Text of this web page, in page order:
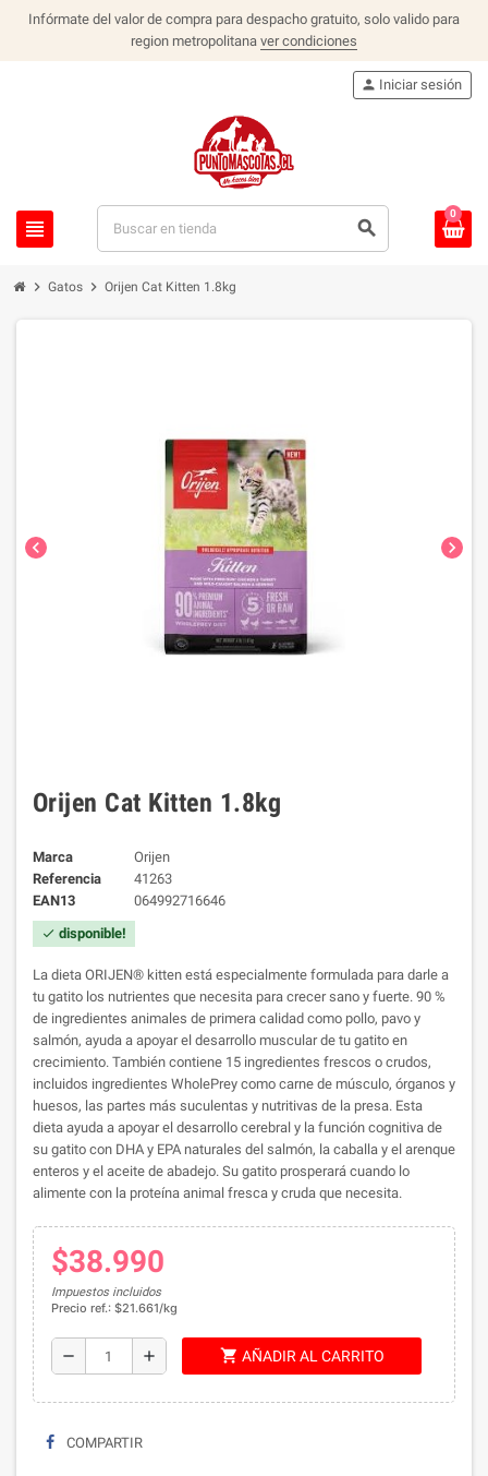
Infórmate del valor de compra para despacho gratuito, solo valido para
region metropolitana ver condiciones
view_headline search
person Iniciar sesión
0
chevron_right Gatos chevron_right Orijen Cat Kitten 1.8kg
chevron_left chevron_right
Orijen Cat Kitten 1.8kg
Marca
Orijen
Referencia
41263
EAN13
064992716646
check disponible!
La dieta ORIJEN® kitten está especialmente formulada para darle a
tu gatito los nutrientes que necesita para crecer sano y fuerte. 90 %
de ingredientes animales de primera calidad como pollo, pavo y
salmón, ayuda a apoyar el desarrollo muscular de tu gatito en
crecimiento. También contiene 15 ingredientes frescos o crudos,
incluidos ingredientes WholePrey como carne de músculo, órganos y
huesos, las partes más suculentas y nutritivas de la presa. Esta
dieta ayuda a apoyar el desarrollo cerebral y la función cognitiva de
su gatito con DHA y EPA naturales del salmón, la caballa y el arenque
enteros y el aceite de abadejo. Su gatito prosperará cuando lo
alimente con la proteína animal fresca y cruda que necesita.
$38.990
Impuestos incluidos
Precio ref.: $21.661/kg
remove add shopping_cart AÑADIR AL CARRITO
COMPARTIR